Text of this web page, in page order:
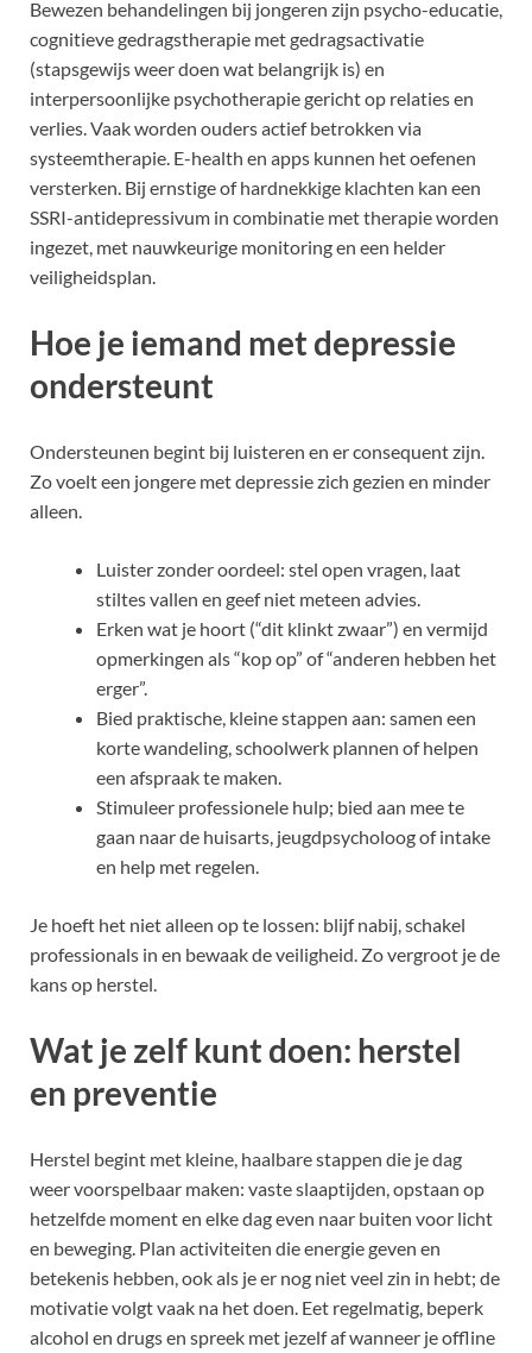
Bewezen behandelingen bij jongeren zijn psycho-educatie,
cognitieve gedragstherapie met gedragsactivatie
(stapsgewijs weer doen wat belangrijk is) en
interpersoonlijke psychotherapie gericht op relaties en
verlies. Vaak worden ouders actief betrokken via
systeemtherapie. E-health en apps kunnen het oefenen
versterken. Bij ernstige of hardnekkige klachten kan een
SSRI-antidepressivum in combinatie met therapie worden
ingezet, met nauwkeurige monitoring en een helder
veiligheidsplan.
Hoe je iemand met depressie
ondersteunt
Ondersteunen begint bij luisteren en er consequent zijn.
Zo voelt een jongere met depressie zich gezien en minder
alleen.
Luister zonder oordeel: stel open vragen, laat
stiltes vallen en geef niet meteen advies.
Erken wat je hoort (“dit klinkt zwaar”) en vermijd
opmerkingen als “kop op” of “anderen hebben het
erger”.
Bied praktische, kleine stappen aan: samen een
korte wandeling, schoolwerk plannen of helpen
een afspraak te maken.
Stimuleer professionele hulp; bied aan mee te
gaan naar de huisarts, jeugdpsycholoog of intake
en help met regelen.
Je hoeft het niet alleen op te lossen: blijf nabij, schakel
professionals in en bewaak de veiligheid. Zo vergroot je de
kans op herstel.
Wat je zelf kunt doen: herstel
en preventie
Herstel begint met kleine, haalbare stappen die je dag
weer voorspelbaar maken: vaste slaaptijden, opstaan op
hetzelfde moment en elke dag even naar buiten voor licht
en beweging. Plan activiteiten die energie geven en
betekenis hebben, ook als je er nog niet veel zin in hebt; de
motivatie volgt vaak na het doen. Eet regelmatig, beperk
alcohol en drugs en spreek met jezelf af wanneer je offline